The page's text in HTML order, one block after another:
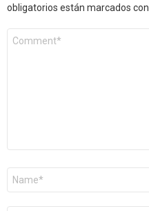
obligatorios están marcados con